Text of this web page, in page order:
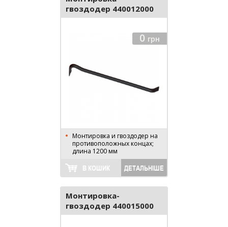
гвоздодер 440012000
0 грн
Монтировка и гвоздодер на
противоположных концах;
длина 1200 мм
В КОШИК ДЕТАЛЬНІШЕ
Монтировка-
гвоздодер 440015000